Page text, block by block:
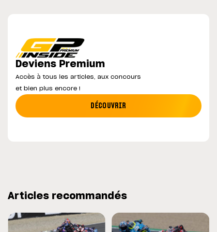
Deviens Premium
Accès à tous les articles, aux concours
et bien plus encore !
DÉCOUVRIR
Articles recommandés